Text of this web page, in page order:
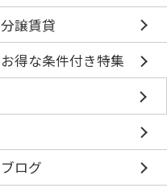
分譲賃貸
お得な条件付き特集
ブログ